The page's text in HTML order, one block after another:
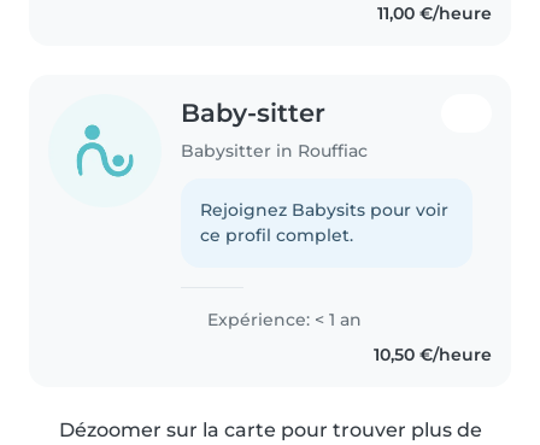
11,00 €/heure
Baby-sitter
Babysitter in Rouffiac
Rejoignez Babysits pour voir
ce profil complet.
Expérience: < 1 an
10,50 €/heure
Dézoomer sur la carte pour trouver plus de